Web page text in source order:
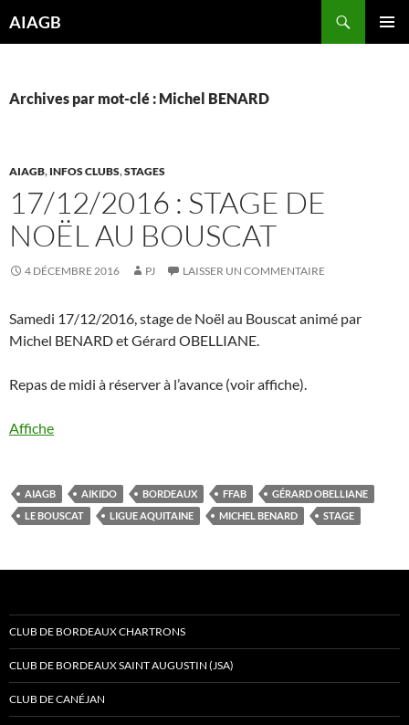
auAIAGB
Archives par mot-clé : Michel BENARD
AIAGB, INFOS CLUBS,STAGES
17/12/2016 : STAGE DE
NOËL AU BOUSCAT
4 DÉCEMBRE 2016 PJ LAISSER UN COMMENTAIRE
Samedi 17/12/2016, stage de Noël au Bouscat animé par
Michel BENARD et Gérard OBELLIANE.
Repas de midi à réserver à l’avance (voir affiche).
Affiche
AIAGB AIKIDO BORDEAUX FFAB
GÉRARD OBELLIANE
LE BOUSCAT
LIGUE AQUITAINE MICHEL BENARD STAGE
CLUB DE BORDEAUX CHARTRONS
CLUB DE BORDEAUX SAINT AUGUSTIN (JSA)
CLUB DE CANÉJAN